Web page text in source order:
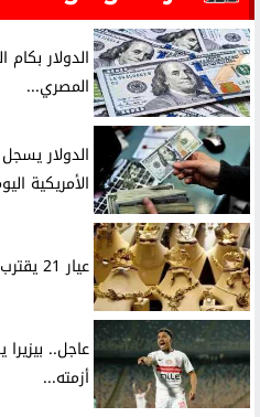
الدولار بكام
المصري...
الدولار
الأمريكية
عيار 21 يقترب من 6 آلاف جنيه.. سعر...
عاجل..
أزمته...